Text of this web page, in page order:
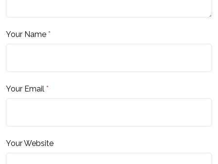
Your Name *
Your Email *
Your Website